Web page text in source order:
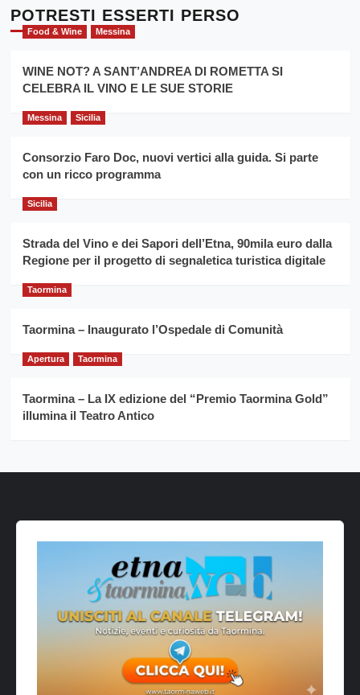
l’
evento
per
la
filiera
grano
Cronoscalata
Giarre
Montesalice
per
il
anno
Franco
Caruso
POTRESTI ESSERTI PERSO
Food & Wine Messina
WINE NOT? A SANT’ANDREA DI ROMETTA SI
CELEBRA IL VINO E LE SUE STORIE
Messina Sicilia
Consorzio Faro Doc, nuovi vertici alla guida. Si parte
con un ricco programma
Sicilia
Strada del Vino e dei Sapori dell’Etna, 90mila euro dalla
Regione per il progetto di segnaletica turistica digitale
Taormina
Taormina – Inaugurato l’Ospedale di Comunità
Apertura Taormina
Taormina – La IX edizione del “Premio Taormina Gold”
illumina il Teatro Antico